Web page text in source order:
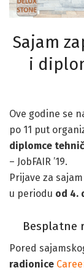
Sajam
i
Ove godine se
po 11 put
diplomce
– JobFAIR ’19.
Prijave za
u periodu od 4.
Besplatne
Pored
radionice